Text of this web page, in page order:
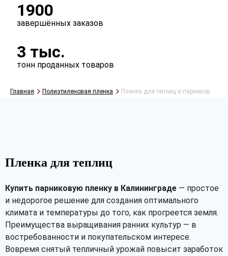
1900
завершённых заказов
3 тыс.
тонн проданных товаров
Главная Полиэтиленовая пленка Пленка для теплиц и парников
Пленка для теплиц
Купить парниковую пленку в Калининграде — простое
и недорогое решение для создания оптимального
климата и температуры до того, как прогреется земля.
Преимущества выращивания ранних культур — в
востребованности и покупательском интересе.
Вовремя снятый тепличный урожай повысит заработок